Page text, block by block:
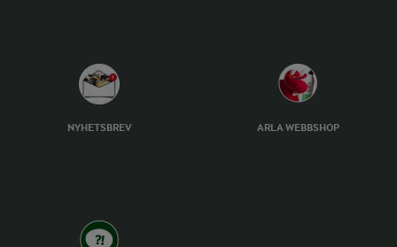
NYHETSBREV ARLA WEBBSHOP